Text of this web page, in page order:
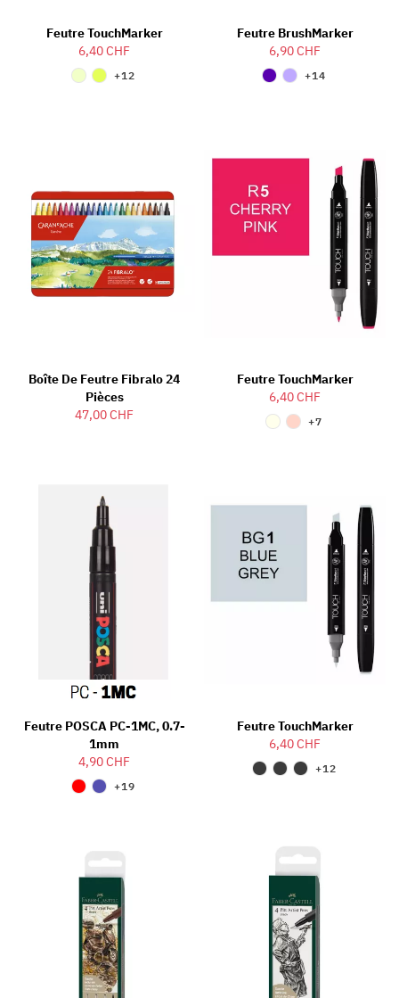
Feutre TouchMarker
6,40 CHF
+12
Feutre BrushMarker
6,90 CHF
+14
Boîte De Feutre Fibralo 24
Pièces
47,00 CHF
Feutre TouchMarker
6,40 CHF
+7
Feutre POSCA PC-1MC, 0.7-
1mm
4,90 CHF
+19
Feutre TouchMarker
6,40 CHF
+12